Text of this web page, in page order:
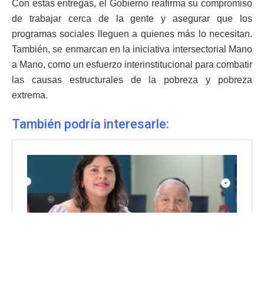
Con estas entregas, el Gobierno reafirma su compromiso
de trabajar cerca de la gente y asegurar que los
programas sociales lleguen a quienes más lo necesitan.
También, se enmarcan en la iniciativa intersectorial Mano
a Mano, como un esfuerzo interinstitucional para combatir
las causas estructurales de la pobreza y pobreza
extrema.
También podría interesarle: